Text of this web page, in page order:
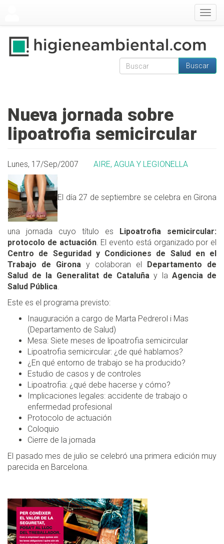
Formulario de
Buscar
Nueva jornada sobre
lipoatrofia semicircular
Lunes, 17/Sep/2007 AIRE, AGUA Y LEGIONELLA
El día 27 de septiembre se celebra en Girona
una jornada cuyo título es
Lipoatrofia semicircular:
protocolo de actuación. El evento está organizado por el
Centro de Seguridad y Condiciones de Salud en el
Trabajo de Girona y colaboran el
Departamento de
Salud de la Generalitat de Cataluña y la Agencia de
Salud Pública.
Este es el programa previsto:
Inauguración a cargo de Marta Pedrerol i Mas
(Departamento de Salud)
Mesa: Siete meses de lipoatrofia semicircular
Lipoatrofia semicircular: ¿de qué hablamos?
¿En qué entorno de trabajo se ha producido?
Estudio de casos y de controles
Lipoatrofia: ¿qué debe hacerse y cómo?
Implicaciones legales: accidente de trabajo o
enfermedad profesional
Protocolo de actuación
Coloquio
Cierre de la jornada
El pasado mes de julio se celebró una primera edición muy
parecida en Barcelona.